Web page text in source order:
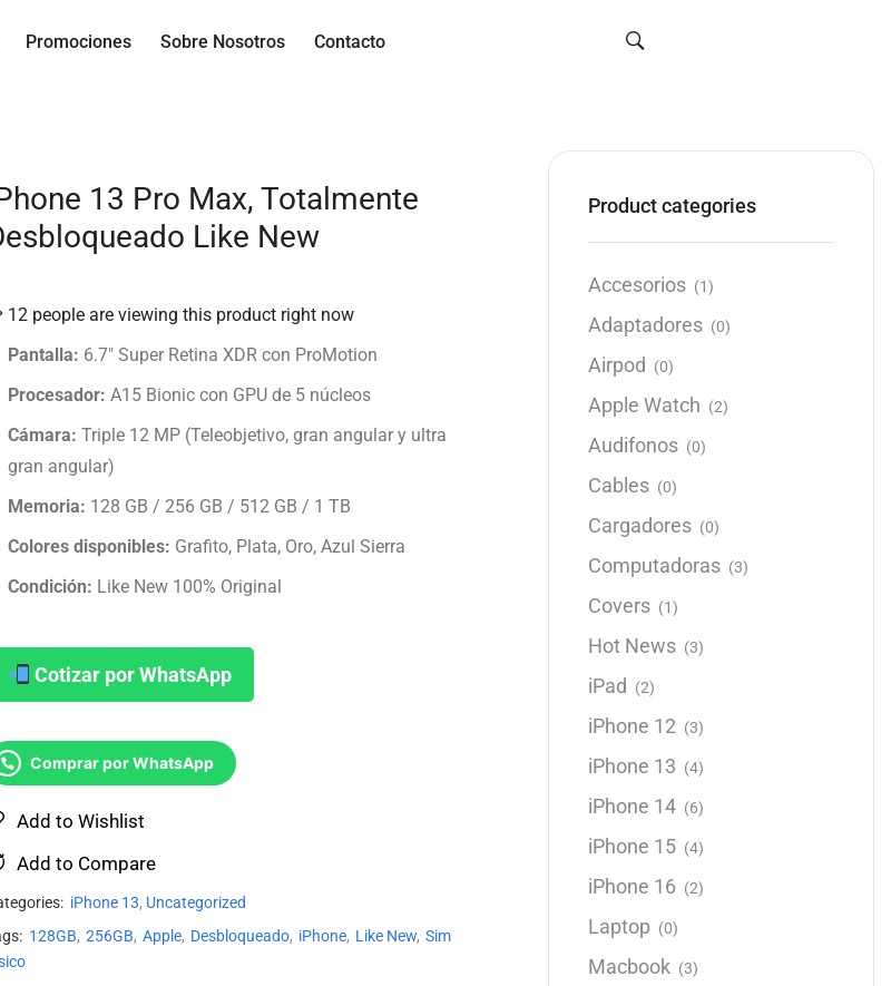
Promociones Sobre Nosotros Contacto
13 Pro Max, Totalmente
Like New
12 people are viewing this product right now
Pantalla: 6.7″ Super Retina XDR con ProMotion
Procesador: A15 Bionic con GPU de 5 núcleos
Cámara: Triple 12 MP (Teleobjetivo, gran angular y ultra
gran angular)
Memoria: 128 GB / 256 GB / 512 GB / 1 TB
Colores disponibles: Grafito, Plata, Oro, Azul Sierra
Condición: Like New 100% Original
Cotizar por WhatsApp
Comprar por WhatsApp
Add to Wishlist
Add to Compare
iPhone 13, Uncategorized
128GB, 256GB, Apple, Desbloqueado, iPhone, Like New, Sim
Product categories
Accesorios (1)
Adaptadores (0)
Airpod (0)
Apple Watch (2)
Audifonos (0)
Cables (0)
Cargadores (0)
Computadoras (3)
Covers (1)
Hot News (3)
iPad (2)
iPhone 12 (3)
iPhone 13 (4)
iPhone 14 (6)
iPhone 15 (4)
iPhone 16 (2)
Laptop (0)
Macbook (3)